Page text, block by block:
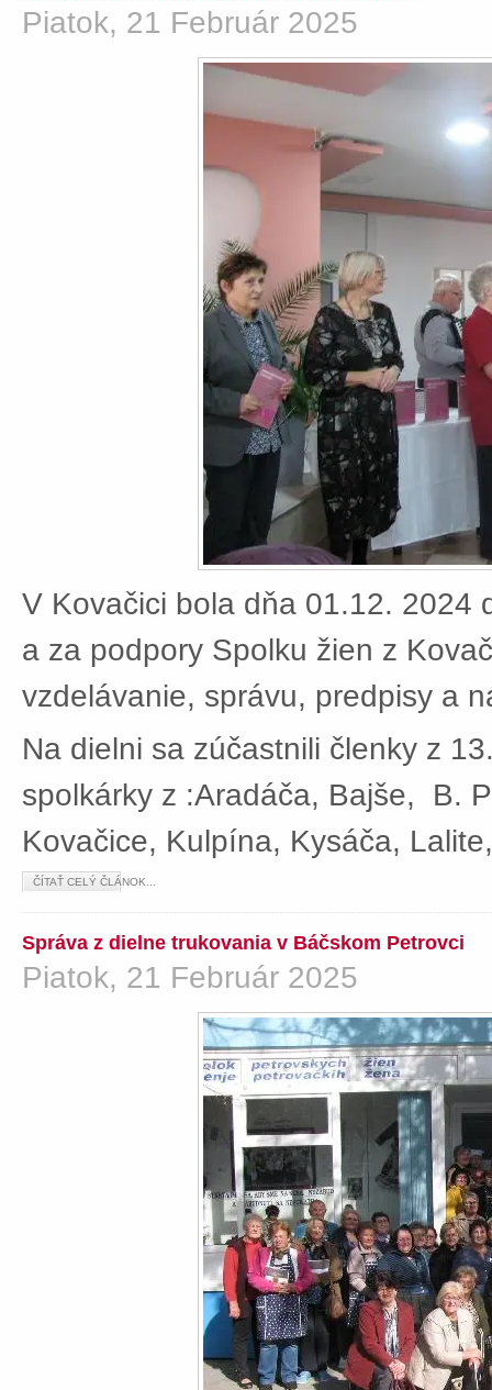
Piatok, 21 Február 2025
V Kovačici bola dňa 01.12. 2024
a za podpory Spolku žien z
vzdelávanie, správu, predpisy a
Na dielni sa zúčastnili členky z
spolkárky z :Aradáča, Bajše, B.
Kovačice, Kulpína, Kysáča,
ČÍTAŤ CELÝ ČLÁNOK...
Správa z dielne trukovania v Báčskom Petrovci
Piatok, 21 Február 2025